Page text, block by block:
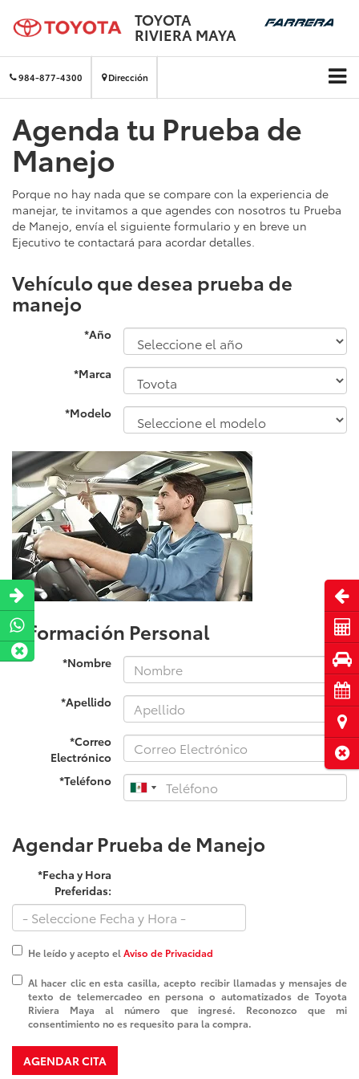
TOYOTA
RIVIERA MAYA
984-877-4300 Dirección
Agenda tu Prueba de
Manejo
Porque no hay nada que se compare con la experiencia de
manejar, te invitamos a que agendes con nosotros tu Prueba
de Manejo, envía el siguiente formulario y en breve un
Ejecutivo te contactará para acordar detalles.
Vehículo que desea prueba de
manejo
*Año
*Marca
*Modelo
Información Personal
*Nombre
*Apellido
*Correo
Electrónico
*Teléfono
Agendar Prueba de Manejo
*Fecha y Hora
Preferidas:
He leído y acepto elAviso de Privacidad
Al hacer clic en esta casilla, acepto recibir llamadas y mensajes de
texto de telemercadeo en persona o automatizados de Toyota
Riviera Maya al número que ingresé. Reconozco que mi
consentimiento no es requesito para la compra.
AGENDAR CITA